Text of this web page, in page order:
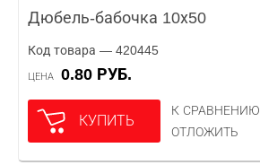
Дюбель-бабочка 10х50
Код товара — 420445
ЦЕНА 0.80 РУБ.
КУПИТЬ
К СРАВНЕНИЮ
ОТЛОЖИТЬ